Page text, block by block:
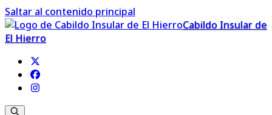
Saltar al contenido principal
Cabildo Insular de
El Hierro